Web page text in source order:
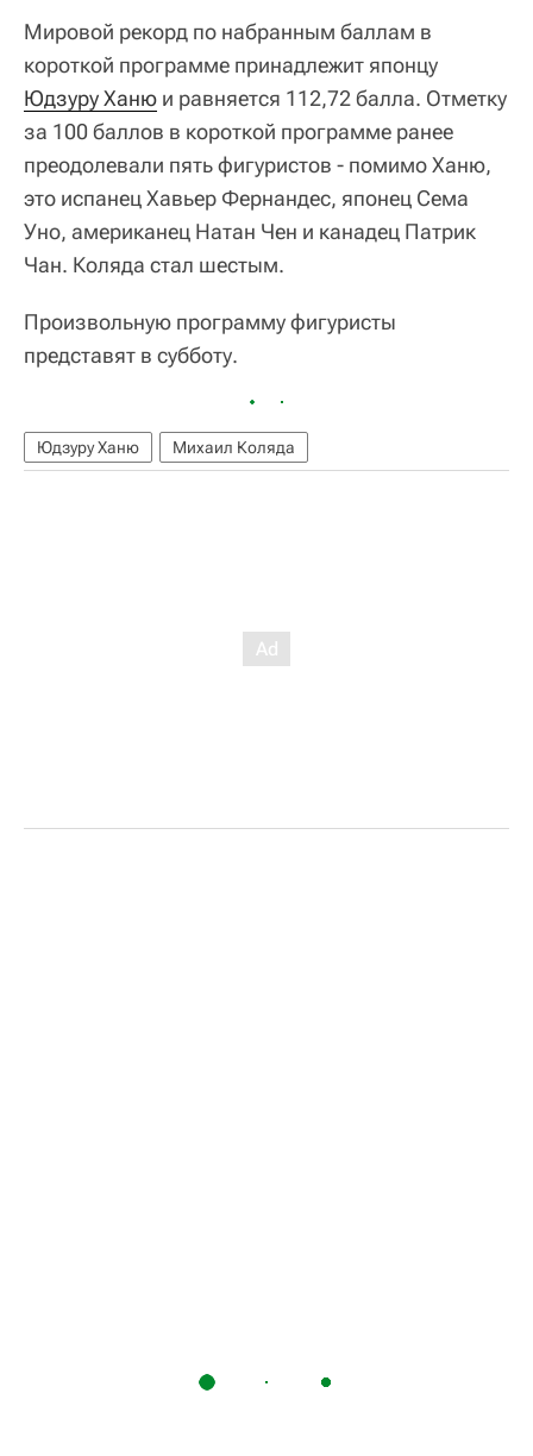
Мировой рекорд по набранным баллам в
короткой программе принадлежит японцу
Юдзуру Ханю и равняется 112,72 балла. Отметку
за 100 баллов в короткой программе ранее
преодолевали пять фигуристов - помимо Ханю,
это испанец Хавьер Фернандес, японец Сема
Уно, американец Натан Чен и канадец Патрик
Чан. Коляда стал шестым.
Произвольную программу фигуристы
представят в субботу.
Юдзуру Ханю Михаил Коляда